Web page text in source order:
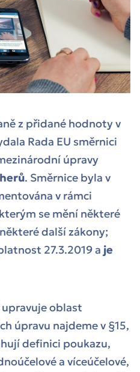
z přidané hodnoty v
Rada EU směrnici
úpravy
. Směrnice byla v
v rámci
se mění některé
další zákony;
27.3.2019 a je
upravuje oblast
úpravu najdeme v §15,
definici poukazu,
a víceúčelové,